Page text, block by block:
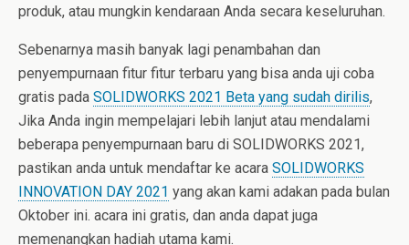
produk, atau mungkin kendaraan Anda secara keseluruhan.
Sebenarnya masih banyak lagi penambahan dan
penyempurnaan fitur fitur terbaru yang bisa anda uji coba
gratis pada SOLIDWORKS 2021 Beta yang sudah dirilis,
Jika Anda ingin mempelajari lebih lanjut atau mendalami
beberapa penyempurnaan baru di SOLIDWORKS 2021,
pastikan anda untuk mendaftar ke acara SOLIDWORKS
INNOVATION DAY 2021 yang akan kami adakan pada bulan
Oktober ini. acara ini gratis, dan anda dapat juga
memenangkan hadiah utama kami.